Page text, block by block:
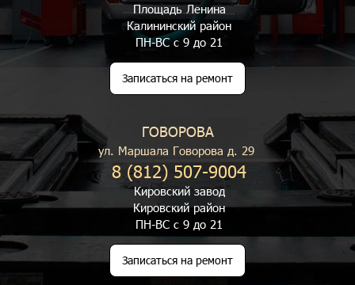
Площадь Ленина
Калининский район
ПН-ВС с 9 до 21
Записаться на ремонт
ГОВОРОВА
ул. Маршала Говорова д. 29
8 (812) 507-9004
Кировский завод
Кировский район
ПН-ВС с 9 до 21
Записаться на ремонт